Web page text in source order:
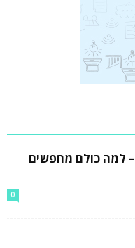
למה כולם מחפשים
0